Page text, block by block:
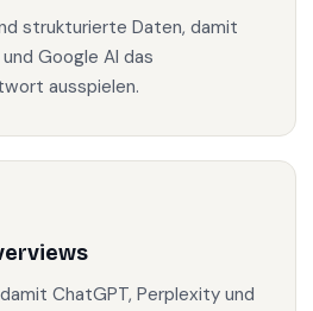
strukturierte Daten, damit
Google AI das
ausspielen.
ChatGPT, Perplexity und